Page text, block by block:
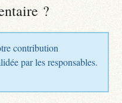
?
contribution
par les responsables.